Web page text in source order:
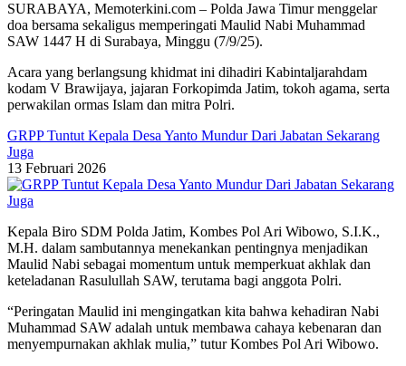
SURABAYA, Memoterkini.com – Polda Jawa Timur menggelar
doa bersama sekaligus memperingati Maulid Nabi Muhammad
SAW 1447 H di Surabaya, Minggu (7/9/25).
Acara yang berlangsung khidmat ini dihadiri Kabintaljarahdam
kodam V Brawijaya, jajaran Forkopimda Jatim, tokoh agama, serta
perwakilan ormas Islam dan mitra Polri.
GRPP Tuntut Kepala Desa Yanto Mundur Dari Jabatan Sekarang
Juga
13 Februari 2026
Kepala Biro SDM Polda Jatim, Kombes Pol Ari Wibowo, S.I.K.,
M.H. dalam sambutannya menekankan pentingnya menjadikan
Maulid Nabi sebagai momentum untuk memperkuat akhlak dan
keteladanan Rasulullah SAW, terutama bagi anggota Polri.
“Peringatan Maulid ini mengingatkan kita bahwa kehadiran Nabi
Muhammad SAW adalah untuk membawa cahaya kebenaran dan
menyempurnakan akhlak mulia,” tutur Kombes Pol Ari Wibowo.